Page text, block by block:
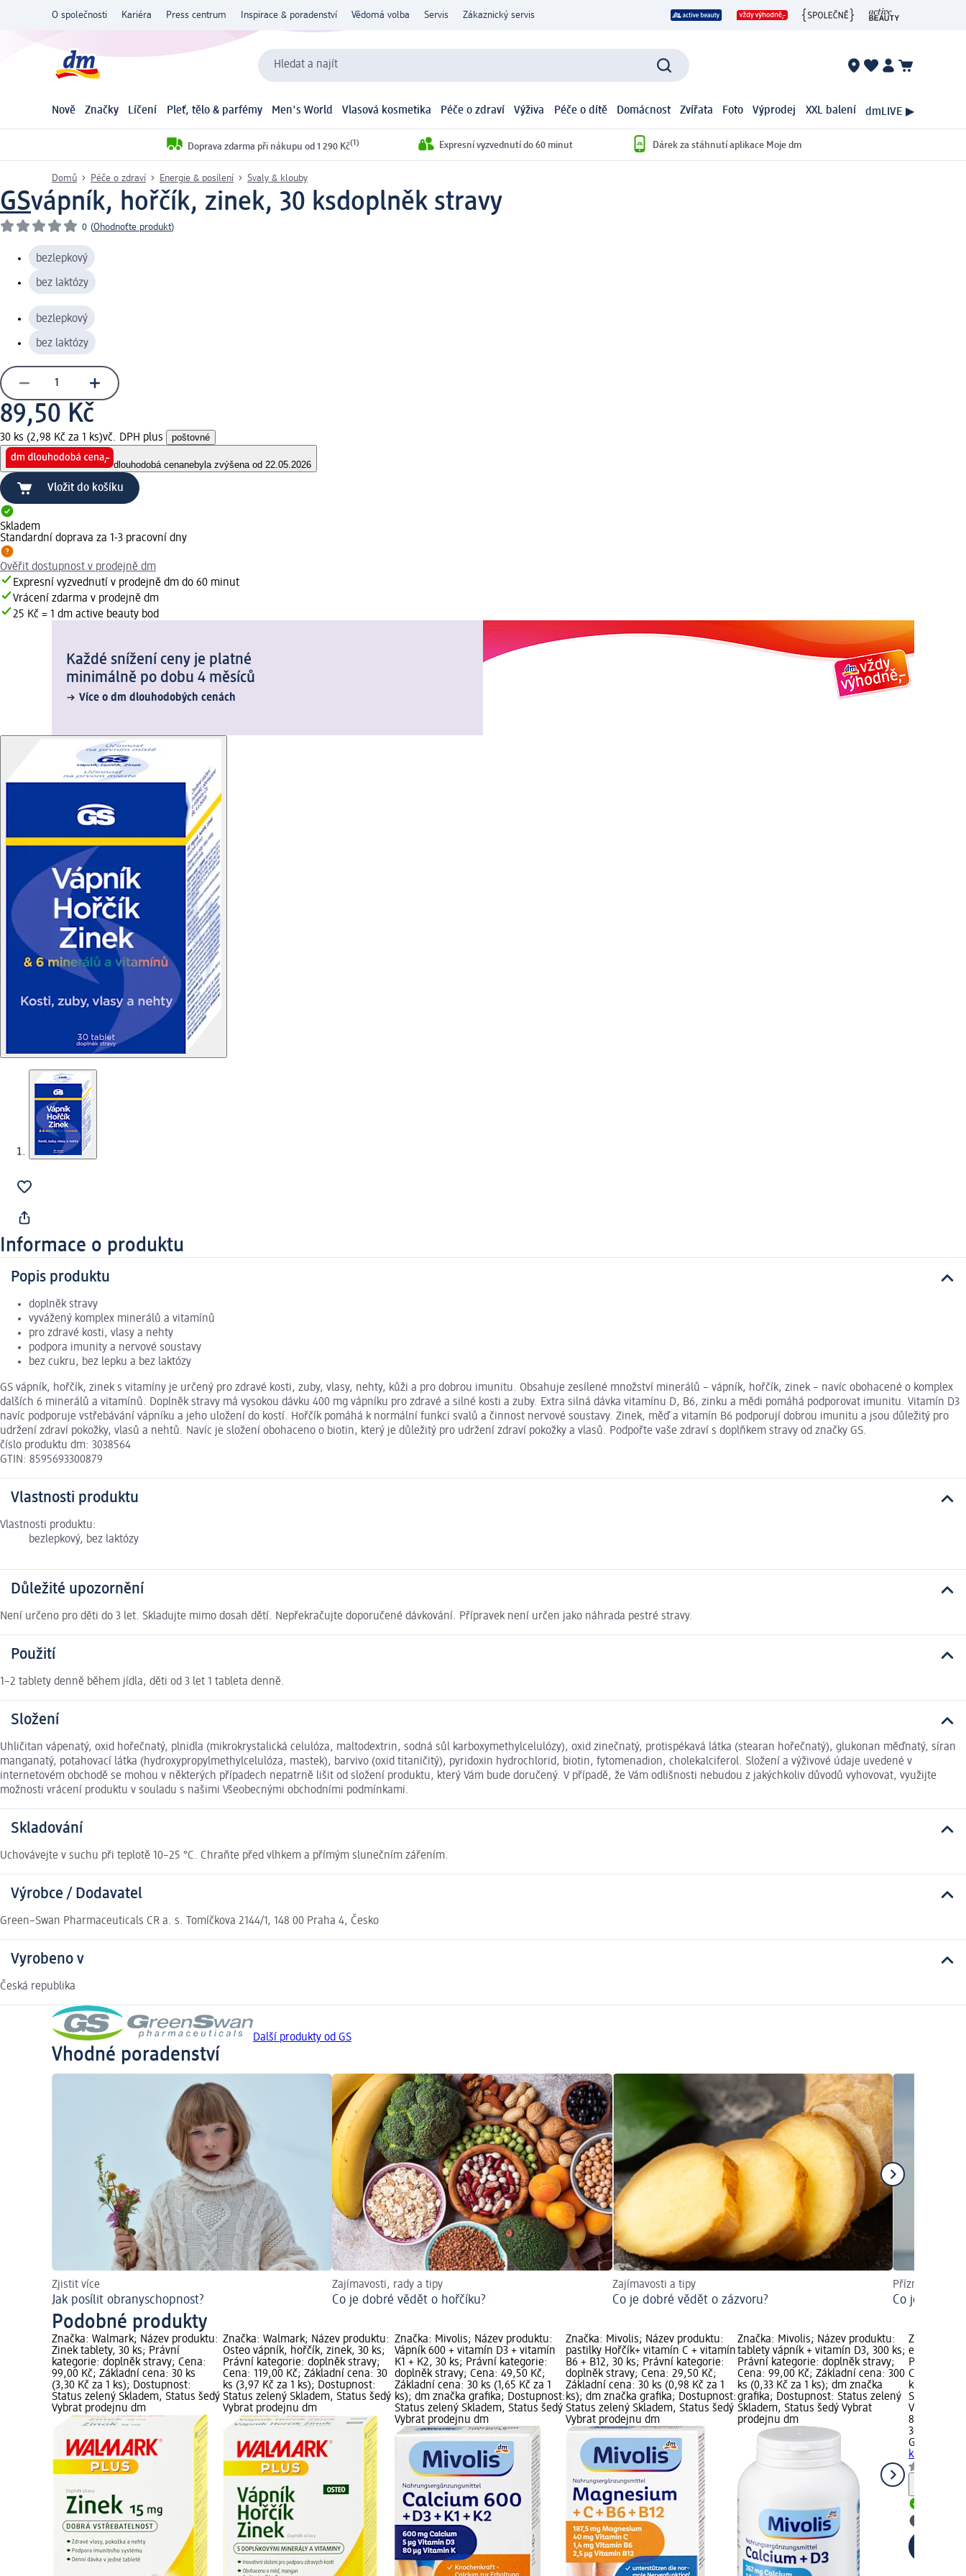
O společnosti Kariéra Press centrum Inspirace & poradenství Vědomá volba Servis Zákaznický servis
Hledat a najít
Nově Značky Líčení Pleť, tělo & parfémy Men's World Vlasová kosmetika Péče o zdraví Výživa Péče o dítě Domácnost Zvířata Foto Výprodej XXL balení dmLIVE ▶
Doprava zdarma při nákupu od 1 290 Kč(1) Expresní vyzvednutí do 60 minut Dárek za stáhnutí aplikace Moje dm
Domů Péče o zdraví Energie & posílení Svaly & klouby
GSvápník, hořčík, zinek, 30 ksdoplněk stravy
0 (Ohodnoťte produkt)
bezlepkový
bez laktózy
bezlepkový
bez laktózy
89,50 Kč
30 ks (2,98 Kč za 1 ks)vč. DPH plus poštovné
dlouhodobá cenanebyla zvýšena od 22.05.2026
Vložit do košíku
Skladem
Standardní doprava za 1-3 pracovní dny
Ověřit dostupnost v prodejně dm
Expresní vyzvednutí v prodejně dm do 60 minut
Vrácení zdarma v prodejně dm
25 Kč = 1 dm active beauty bod
Každé snížení ceny je platné
minimálně po dobu 4 měsíců
Více o dm dlouhodobých cenách
Informace o produktu
Popis produktu
doplněk stravy
vyvážený komplex minerálů a vitamínů
pro zdravé kosti, vlasy a nehty
podpora imunity a nervové soustavy
bez cukru, bez lepku a bez laktózy
GS vápník, hořčík, zinek s vitamíny je určený pro zdravé kosti, zuby, vlasy, nehty, kůži a pro dobrou imunitu. Obsahuje zesílené množství minerálů – vápník, hořčík, zinek – navíc obohacené o komplex
dalších 6 minerálů a vitamínů. Doplněk stravy má vysokou dávku 400 mg vápníku pro zdravé a silné kosti a zuby. Extra silná dávka vitamínu D, B6, zinku a mědi pomáhá podporovat imunitu. Vitamín D3
navíc podporuje vstřebávání vápníku a jeho uložení do kostí. Hořčík pomáhá k normální funkci svalů a činnost nervové soustavy. Zinek, měď a vitamín B6 podporují dobrou imunitu a jsou důležitý pro
udržení zdraví pokožky, vlasů a nehtů. Navíc je složení obohaceno o biotin, který je důležitý pro udržení zdraví pokožky a vlasů. Podpořte vaše zdraví s doplňkem stravy od značky GS.
číslo produktu dm: 3038564
GTIN: 8595693300879
Vlastnosti produktu
Vlastnosti produktu:
bezlepkový, bez laktózy
Důležité upozornění
Není určeno pro děti do 3 let. Skladujte mimo dosah dětí. Nepřekračujte doporučené dávkování. Přípravek není určen jako náhrada pestré stravy.
Použití
1–2 tablety denně během jídla, děti od 3 let 1 tableta denně.
Složení
Uhličitan vápenatý, oxid hořečnatý, plnidla (mikrokrystalická celulóza, maltodextrin, sodná sůl karboxymethylcelulózy), oxid zinečnatý, protispékavá látka (stearan hořečnatý), glukonan měďnatý, síran
manganatý, potahovací látka (hydroxypropylmethylcelulóza, mastek), barvivo (oxid titaničitý), pyridoxin hydrochlorid, biotin, fytomenadion, cholekalciferol. Složení a výživové údaje uvedené v
internetovém obchodě se mohou v některých případech nepatrně lišit od složení produktu, který Vám bude doručený. V případě, že Vám odlišnosti nebudou z jakýchkoliv důvodů vyhovovat, využijte
možnosti vrácení produktu v souladu s našimi Všeobecnými obchodními podmínkami.
Skladování
Uchovávejte v suchu při teplotě 10–25 °C. Chraňte před vlhkem a přímým slunečním zářením.
Výrobce / Dodavatel
Green–Swan Pharmaceuticals CR a. s. Tomíčkova 2144/1, 148 00 Praha 4, Česko
Vyrobeno v
Česká republika
Další produkty od GS
Vhodné poradenství
Zjistit více
Jak posílit obranyschopnost?
Zajímavosti, rady a tipy
Co je dobré vědět o hořčíku?
Zajímavosti a tipy
Co je dobré vědět o zázvoru?
Příznaky a
Co je
Podobné produkty
Značka: Walmark; Název produktu:
Zinek tablety, 30 ks; Právní
kategorie: doplněk stravy; Cena:
99,00 Kč; Základní cena: 30 ks
(3,30 Kč za 1 ks); Dostupnost:
Status zelený Skladem, Status šedý
Vybrat prodejnu dm
Značka: Walmark; Název produktu:
Osteo vápník, hořčík, zinek, 30 ks;
Právní kategorie: doplněk stravy;
Cena: 119,00 Kč; Základní cena: 30
ks (3,97 Kč za 1 ks); Dostupnost:
Status zelený Skladem, Status šedý
Vybrat prodejnu dm
Značka: Mivolis; Název produktu:
Vápník 600 + vitamín D3 + vitamín
K1 + K2, 30 ks; Právní kategorie:
doplněk stravy; Cena: 49,50 Kč;
Základní cena: 30 ks (1,65 Kč za 1
ks); dm značka grafika; Dostupnost:
Status zelený Skladem, Status šedý
Vybrat prodejnu dm
Značka: Mivolis; Název produktu:
pastilky Hořčík+ vitamín C + vitamín
B6 + B12, 30 ks; Právní kategorie:
doplněk stravy; Cena: 29,50 Kč;
Základní cena: 30 ks (0,98 Kč za 1
ks); dm značka grafika; Dostupnost:
Status zelený Skladem, Status šedý
Vybrat prodejnu dm
Značka: Mivolis; Název produktu:
tablety vápník + vitamín D3, 300 ks;
Právní kategorie: doplněk stravy;
Cena: 99,00 Kč; Základní cena: 300
ks (0,33 Kč za 1 ks); dm značka
grafika; Dostupnost: Status zelený
Skladem, Status šedý Vybrat
prodejnu dm
Značka:
echinacea
Právní
Cena:
ks (2,98 Kč
Status
Vybrat
89,50 Kč
30 ks (2,98
GS
ks